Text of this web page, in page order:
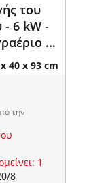
του
- 6 kW -
/
-
40 x 93 cm
την
1
8